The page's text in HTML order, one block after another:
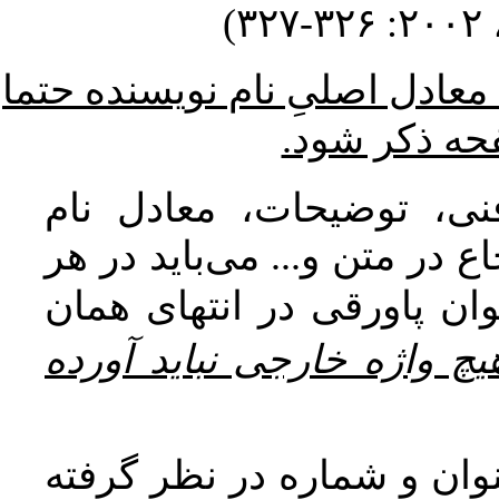
اصلیِ نام نویسنده حتما
ذکر شود.
توضیحات، معادل نام
در متن و... می‌باید در هر
پاورقی در انتهای همان
واژه خارجی نباید آورده
و شماره در نظر گرفته